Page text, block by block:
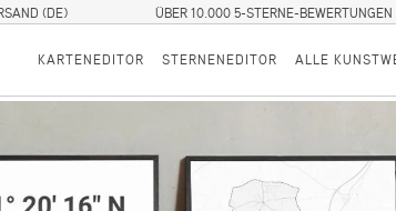
(DE) ÜBER 10.000 5-STERNE-BEWERTUNGEN
KARTENEDITOR STERNENEDITOR ALLE